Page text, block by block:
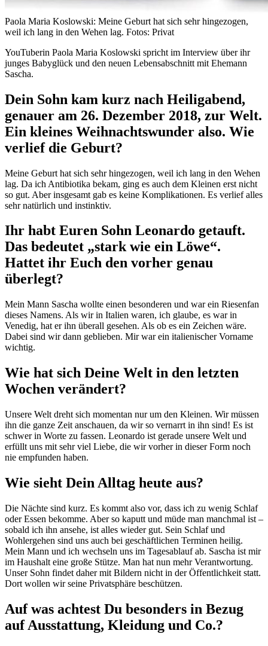
Paola Maria Koslowski: Meine Geburt hat sich sehr hingezogen,
weil ich lang in den Wehen lag. Fotos: Privat
YouTuberin Paola Maria Koslowski spricht im Interview über ihr
junges Babyglück und den neuen Lebensabschnitt mit Ehemann
Sascha.
Dein Sohn kam kurz nach Heiligabend,
genauer am 26. Dezember 2018, zur Welt.
Ein kleines Weihnachtswunder also. Wie
verlief die Geburt?
Meine Geburt hat sich sehr hingezogen, weil ich lang in den Wehen
lag. Da ich Antibiotika bekam, ging es auch dem Kleinen erst nicht
so gut. Aber insgesamt gab es keine Komplikationen. Es verlief alles
sehr natürlich und instinktiv.
Ihr habt Euren Sohn Leonardo getauft.
Das bedeutet „stark wie ein Löwe“.
Hattet ihr Euch den vorher genau
überlegt?
Mein Mann Sascha wollte einen besonderen und war ein Riesenfan
dieses Namens. Als wir in Italien waren, ich glaube, es war in
Venedig, hat er ihn überall gesehen. Als ob es ein Zeichen wäre.
Dabei sind wir dann geblieben. Mir war ein italienischer Vorname
wichtig.
Wie hat sich Deine Welt in den letzten
Wochen verändert?
Unsere Welt dreht sich momentan nur um den Kleinen. Wir müssen
ihn die ganze Zeit anschauen, da wir so vernarrt in ihn sind! Es ist
schwer in Worte zu fassen. Leonardo ist gerade unsere Welt und
erfüllt uns mit sehr viel Liebe, die wir vorher in dieser Form noch
nie empfunden haben.
Wie sieht Dein Alltag heute aus?
Die Nächte sind kurz. Es kommt also vor, dass ich zu wenig Schlaf
oder Essen bekomme. Aber so kaputt und müde man manchmal ist –
sobald ich ihn ansehe, ist alles wieder gut. Sein Schlaf und
Wohlergehen sind uns auch bei geschäftlichen Terminen heilig.
Mein Mann und ich wechseln uns im Tagesablauf ab. Sascha ist mir
im Haushalt eine große Stütze. Man hat nun mehr Verantwortung.
Unser Sohn findet daher mit Bildern nicht in der Öffentlichkeit statt.
Dort wollen wir seine Privatsphäre beschützen.
Auf was achtest Du besonders in Bezug
auf Ausstattung, Kleidung und Co.?